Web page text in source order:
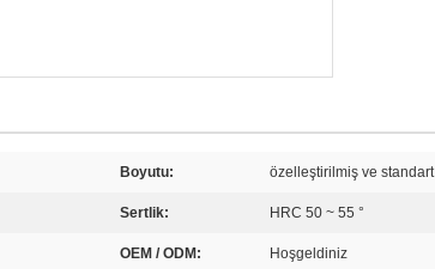
Boyutu: özelleştirilmiş ve standart
Sertlik: HRC 50 ~ 55 °
OEM / ODM: Hoşgeldiniz